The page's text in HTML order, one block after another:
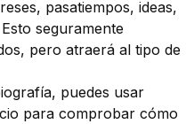
pasatiempos, ideas,
seguramente
pero atraerá al tipo de
puedes usar
para comprobar cómo